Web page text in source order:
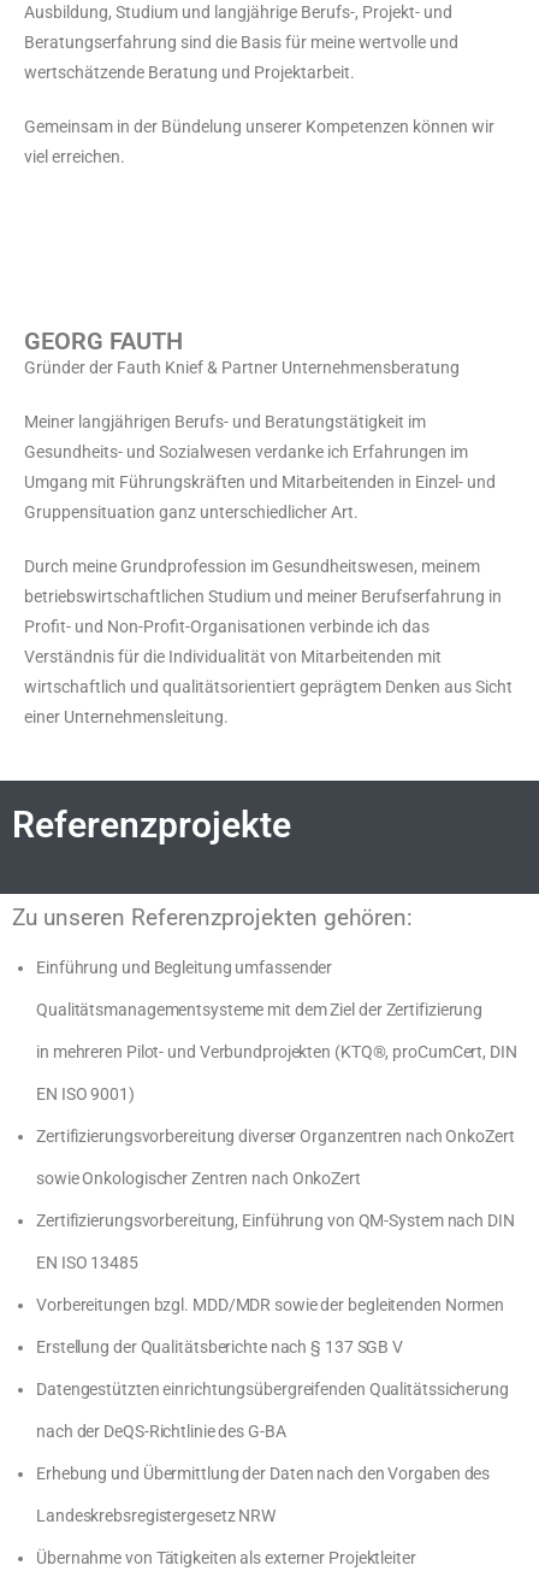
Ausbildung, Studium und langjährige Berufs-, Projekt- und
Beratungserfahrung sind die Basis für meine wertvolle und
wertschätzende Beratung und Projektarbeit.
Gemeinsam in der Bündelung unserer Kompetenzen können wir
viel erreichen.
GEORG FAUTH
Gründer der Fauth Knief & Partner Unternehmensberatung
Meiner langjährigen Berufs- und Beratungstätigkeit im
Gesundheits- und Sozialwesen verdanke ich Erfahrungen im
Umgang mit Führungskräften und Mitarbeitenden in Einzel- und
Gruppensituation ganz unterschiedlicher Art.
Durch meine Grundprofession im Gesundheitswesen, meinem
betriebswirtschaftlichen Studium und meiner Berufserfahrung in
Profit- und Non-Profit-Organisationen verbinde ich das
Verständnis für die Individualität von Mitarbeitenden mit
wirtschaftlich und qualitätsorientiert geprägtem Denken aus Sicht
einer Unternehmensleitung.
Referenzprojekte
Zu unseren Referenzprojekten gehören:
Einführung und Begleitung umfassender
Qualitätsmanagementsysteme mit dem Ziel der Zertifizierung
in mehreren Pilot- und Verbundprojekten (KTQ®, proCumCert, DIN
EN ISO 9001)
Zertifizierungsvorbereitung diverser Organzentren nach OnkoZert
sowie Onkologischer Zentren nach OnkoZert
Zertifizierungsvorbereitung, Einführung von QM-System nach DIN
EN ISO 13485
Vorbereitungen bzgl. MDD/MDR sowie der begleitenden Normen
Erstellung der Qualitätsberichte nach § 137 SGB V
Datengestützten einrichtungsübergreifenden Qualitätssicherung
nach der DeQS-Richtlinie des G-BA
Erhebung und Übermittlung der Daten nach den Vorgaben des
Landeskrebsregistergesetz NRW
Übernahme von Tätigkeiten als externer Projektleiter